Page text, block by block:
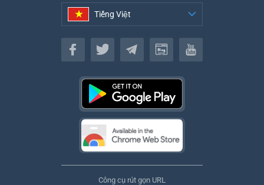
Tiếng Việt
Tiếng Việt
Công cụ rút gọn URL